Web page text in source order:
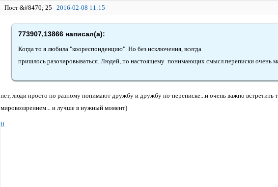
25 2016-02-08 11:15
773907,13866 написал(а):
Когда то я любила "коореспонденцию". Но без исключения, всегда
пришлось разочаровываться. Людей, по настоящему понимающих смысл переписки очень
нет, люди просто по разному понимают дружбу и дружбу по-переписке...и очень важно встретить
мировоззрением... и лучше в нужный момент)
0